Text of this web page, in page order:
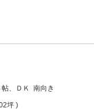
、ＤＫ 南向き
坪 )